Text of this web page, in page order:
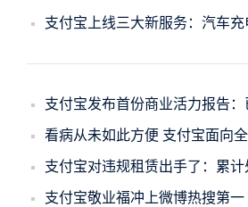
支付宝上线三大新服务：汽车
支付宝发布首份商业活力报告
看病从未如此方便 支付宝面向
支付宝对违规租赁出手了：累
支付宝敬业福冲上微博热搜第